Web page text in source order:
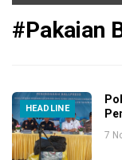
#Pakaian
HEADLINE
7